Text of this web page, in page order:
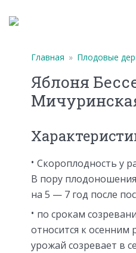
Главная » Плодовые
Яблоня
Скороплодность у
В пору
на 5 — 7 год после
по срокам
относится к осенним
урожай созревает в